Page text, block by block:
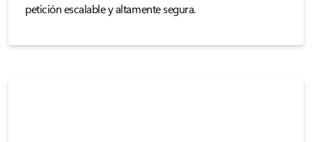
petición escalable y altamente segura.